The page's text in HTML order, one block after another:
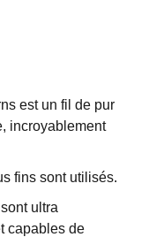
est un fil de pur
incroyablement
fins sont utilisés.
ultra
capables de